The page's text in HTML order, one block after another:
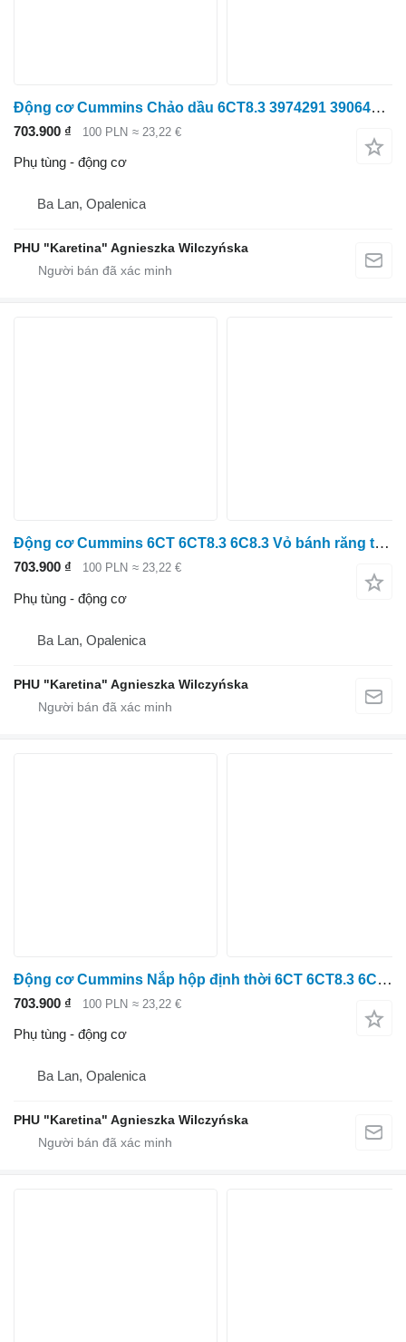
Động cơ Cummins Chảo dầu 6CT8.3 3974291 3906473 3908540 3912003 3912101 391
703.900 ₫ 100 PLN ≈ 23,22 €
Phụ tùng - động cơ
Ba Lan, Opalenica
PHU "Karetina" Agnieszka Wilczyńska
Động cơ Cummins 6CT 6CT8.3 6C8.3 Vỏ bánh răng trục cam 4992991 49
703.900 ₫ 100 PLN ≈ 23,22 €
Phụ tùng - động cơ
Ba Lan, Opalenica
PHU "Karetina" Agnieszka Wilczyńska
Động cơ Cummins Nắp hộp định thời 6CT 6CT8.3 6C8.3 3958113
703.900 ₫ 100 PLN ≈ 23,22 €
Phụ tùng - động cơ
Ba Lan, Opalenica
PHU "Karetina" Agnieszka Wilczyńska